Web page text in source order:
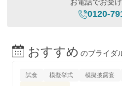
お電話でお受け
0120-
おすすめ のブライダ
試食 模擬挙式 模擬披露宴